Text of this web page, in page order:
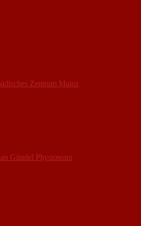
Zentrum Mainz
Gündel Physioteam